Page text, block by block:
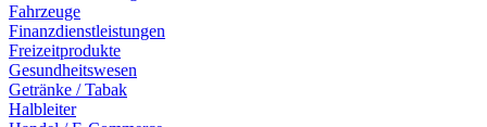
Fahrzeuge
Finanzdienstleistungen
Freizeitprodukte
Gesundheitswesen
Getränke / Tabak
Halbleiter